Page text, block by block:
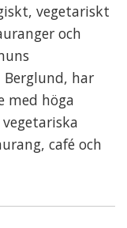
vegetariskt
och
Berglund, har
med höga
café och